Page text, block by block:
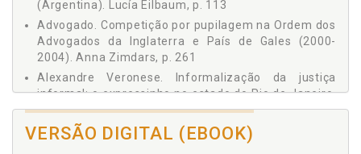
O Judiciário Que Temos é o Que Queremos? Luciana Gross
Cunha / Fabiana Luci de Oliveira / Luciana de Oliveira Ramos,
p. 311
A Regulação Relacional no Ministério Público Brasileiro: As
Bases Organizacionais da Capacidade de Resposta
Regulatória, Salo Vinocur Coslovsky, p. 327
do Rio de Janeiro, Alexandre Veronese, p. 355
(Argentina). Lucía Eilbaum, p. 113
Advogado. Competição por pupilagem na Ordem dos
Advogados da Inglaterra e País de Gales (2000-
2004). Anna Zimdars, p. 261
Alexandre Veronese. Informalização da justiça
informal: o expressinho no estado do Rio de Janeiro,
p. 355
Anna Zimdars. Competição por pupilagem na Ordem
dos Advogados da Inglaterra e País de Gales (2000-
VERSÃO DIGITAL (EBOOK)